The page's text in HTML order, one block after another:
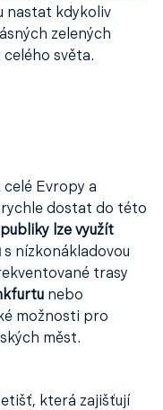
nastat kdykoliv
zelených
celého světa.
Evropy a
rychle dostat do této
lze využít
s nízkonákladovou
trasy
nebo
možnosti pro
měst.
která zajišťují